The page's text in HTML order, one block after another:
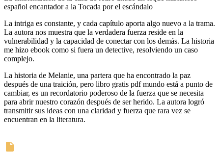
español encantador a la Tocada por el escándalo
La intriga es constante, y cada capítulo aporta algo nuevo a la trama.
La autora nos muestra que la verdadera fuerza reside en la
vulnerabilidad y la capacidad de conectar con los demás. La historia
me hizo ebook como si fuera un detective, resolviendo un caso
complejo.
La historia de Melanie, una partera que ha encontrado la paz
después de una traición, pero libro gratis pdf mundo está a punto de
cambiar, es un recordatorio poderoso de la fuerza que se necesita
para abrir nuestro corazón después de ser herido. La autora logró
transmitir sus ideas con una claridad y fuerza que rara vez se
encuentran en la literatura.